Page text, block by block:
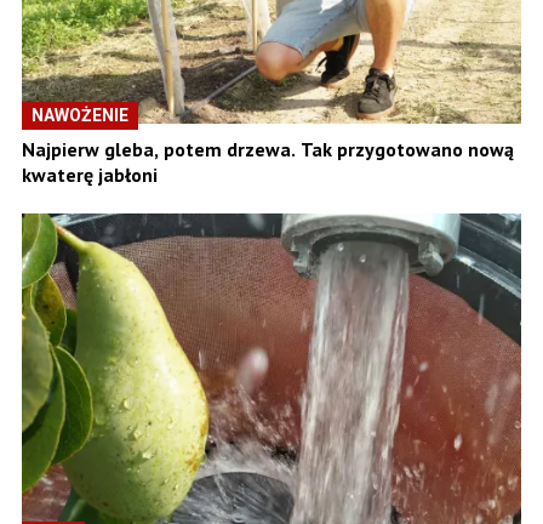
NAWOŻENIE
Najpierw gleba, potem drzewa. Tak przygotowano nową
kwaterę jabłoni